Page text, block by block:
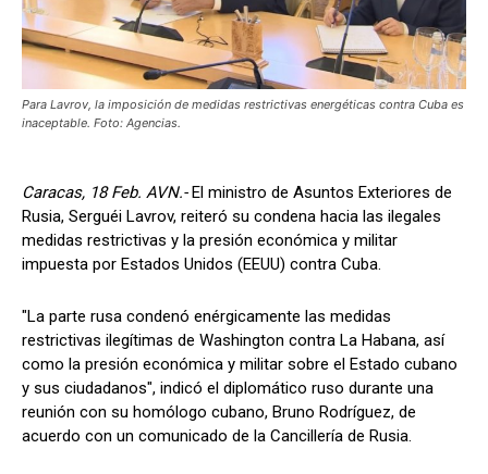
Para Lavrov, la imposición de medidas restrictivas energéticas contra Cuba es
inaceptable. Foto: Agencias.
Caracas, 18 Feb. AVN.- El ministro de Asuntos Exteriores de
Rusia, Serguéi Lavrov, reiteró su condena hacia las ilegales
medidas restrictivas y la presión económica y militar
impuesta por Estados Unidos (EEUU) contra Cuba.
"La parte rusa condenó enérgicamente las medidas
restrictivas ilegítimas de Washington contra La Habana, así
como la presión económica y militar sobre el Estado cubano
y sus ciudadanos", indicó el diplomático ruso durante una
reunión con su homólogo cubano, Bruno Rodríguez, de
acuerdo con un comunicado de la Cancillería de Rusia.